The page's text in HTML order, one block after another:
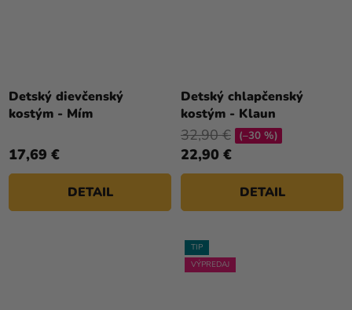
Detský dievčenský
kostým - Mím
17,69 €
DETAIL
Detský chlapčenský
kostým - Klaun
22,90 €
32,90 € (–30 %)
DETAIL
TIP
VÝPREDAJ